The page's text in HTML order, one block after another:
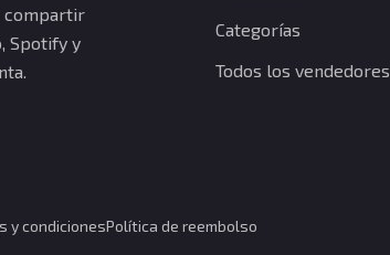
compartir
Spotify y
Categorías
Todos los vendedores
y condicionesPolítica de reembolso